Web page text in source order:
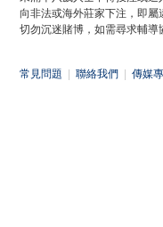
向非法或海外莊家下注，即屬
切勿沉迷賭博，如需尋求輔導
常見問題 聯絡我們 傳媒